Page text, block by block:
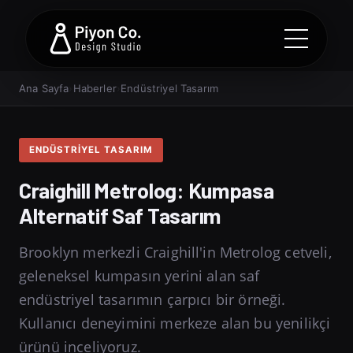
Ana Sayfa Haberler› Endüstriyel Tasarım
ENDÜSTRIYEL TASARIM
Craighill Metrolog: Kumpasa
Alternatif Saf Tasarım
Brooklyn merkezli Craighill'in Metrolog cetveli,
geleneksel kumpasın yerini alan saf
endüstriyel tasarımın çarpıcı bir örneği.
Kullanıcı deneyimini merkeze alan bu yenilikçi
ürünü inceliyoruz.